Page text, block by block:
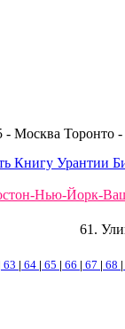
- Москва Торонто
Книгу Урантии
Нью-Йорк-
61.
63 | 64 | 65 | 66 | 67 | 68 |